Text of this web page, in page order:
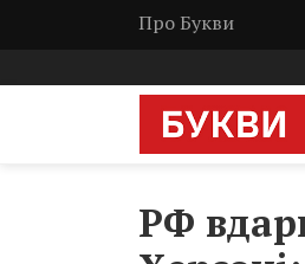
Про Букви
РФ